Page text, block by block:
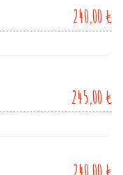
240,00 ₺
245,00 ₺